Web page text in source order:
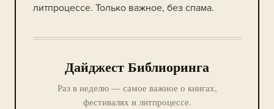
литпроцессе. Только важное, без спама.
Дайджест Библиоринга
Раз в неделю — самое важное о книгах,
фестивалях и литпроцессе.